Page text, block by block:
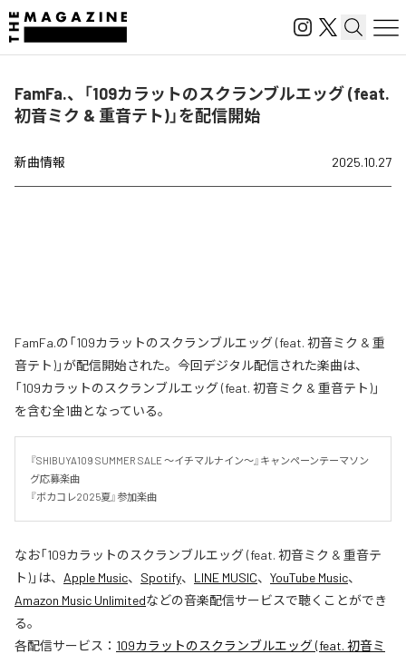
FamFa.、「109カラットのスクランブルエッグ (feat.
初音ミク & 重音テト)」を配信開始
新曲情報 2025.10.27
FamFa.の「109カラットのスクランブルエッグ (feat. 初音ミク & 重
音テト)」が配信開始された。今回デジタル配信された楽曲は、
「109カラットのスクランブルエッグ (feat. 初音ミク & 重音テト)」
を含む全1曲となっている。
『SHIBUYA109 SUMMER SALE 〜イチマルナイン〜』キャンペーンテーマソン
グ応募楽曲
『ボカコレ2025夏』参加楽曲
なお「109カラットのスクランブルエッグ (feat. 初音ミク & 重音テ
ト)」は、 Apple Music、 Spotify、 LINE MUSIC、 YouTube Music、
Amazon Music Unlimitedなどの音楽配信サービスで聴くことができ
る。
各配信サービス： 109カラットのスクランブルエッグ (feat. 初音ミ